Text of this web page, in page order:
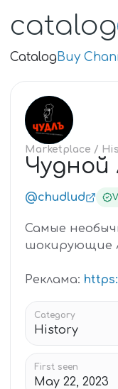
catalog
CatalogBuy
ЧУ
Marketplace /
Чудной
@chudlud
Самые
шокирующие
Реклама:
Category
History
First seen
May 22, 2023